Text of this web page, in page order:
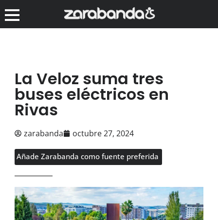
La Veloz suma tres
buses eléctricos en
Rivas
zarabanda octubre 27, 2024
Añade Zarabanda como fuente preferida